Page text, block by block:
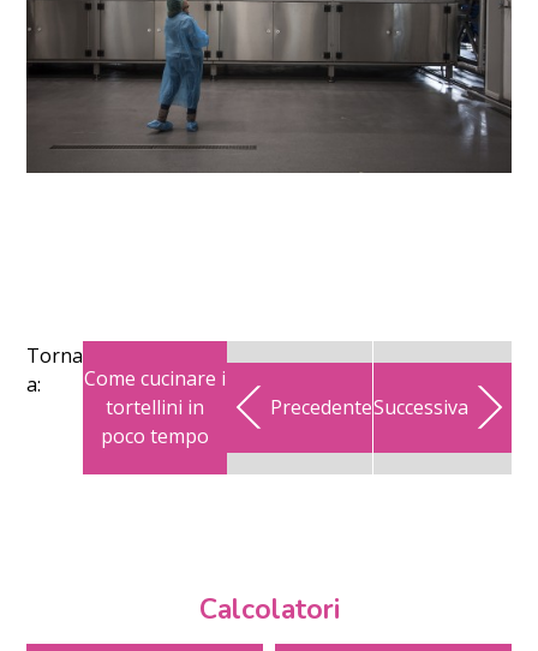
Torna
a:
Come cucinare i
tortellini in
poco tempo
PrecedenteSuccessiva
Calcolatori